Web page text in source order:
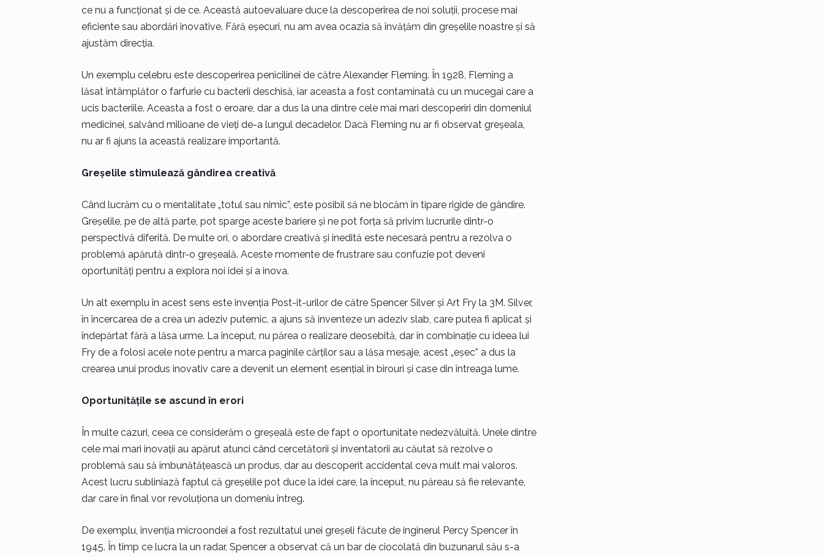
ce nu a funcționat și de ce. Această autoevaluare duce la descoperirea de noi soluții, procese mai
eficiente sau abordări inovative. Fără eșecuri, nu am avea ocazia să învățăm din greșelile noastre și să
ajustăm direcția.
Un exemplu celebru este descoperirea penicilinei de către Alexander Fleming. În 1928, Fleming a
lăsat întâmplător o farfurie cu bacterii deschisă, iar aceasta a fost contaminată cu un mucegai care a
ucis bacteriile. Aceasta a fost o eroare, dar a dus la una dintre cele mai mari descoperiri din domeniul
medicinei, salvând milioane de vieți de-a lungul decadelor. Dacă Fleming nu ar fi observat greșeala,
nu ar fi ajuns la această realizare importantă.
Greșelile stimulează gândirea creativă
Când lucrăm cu o mentalitate „totul sau nimic”, este posibil să ne blocăm în tipare rigide de gândire.
Greșelile, pe de altă parte, pot sparge aceste bariere și ne pot forța să privim lucrurile dintr-o
perspectivă diferită. De multe ori, o abordare creativă și inedită este necesară pentru a rezolva o
problemă apărută dintr-o greșeală. Aceste momente de frustrare sau confuzie pot deveni
oportunități pentru a explora noi idei și a inova.
Un alt exemplu în acest sens este invenția Post-it-urilor de către Spencer Silver și Art Fry la 3M. Silver,
în încercarea de a crea un adeziv puternic, a ajuns să inventeze un adeziv slab, care putea fi aplicat și
îndepărtat fără a lăsa urme. La început, nu părea o realizare deosebită, dar în combinație cu ideea lui
Fry de a folosi acele note pentru a marca paginile cărților sau a lăsa mesaje, acest „eșec” a dus la
crearea unui produs inovativ care a devenit un element esențial în birouri și case din întreaga lume.
Oportunitățile se ascund în erori
În multe cazuri, ceea ce considerăm o greșeală este de fapt o oportunitate nedezvăluită. Unele dintre
cele mai mari inovații au apărut atunci când cercetătorii și inventatorii au căutat să rezolve o
problemă sau să îmbunătățească un produs, dar au descoperit accidental ceva mult mai valoros.
Acest lucru subliniază faptul că greșelile pot duce la idei care, la început, nu păreau să fie relevante,
dar care în final vor revoluționa un domeniu întreg.
De exemplu, invenția microondei a fost rezultatul unei greșeli făcute de inginerul Percy Spencer în
1945. În timp ce lucra la un radar, Spencer a observat că un bar de ciocolată din buzunarul său s-a